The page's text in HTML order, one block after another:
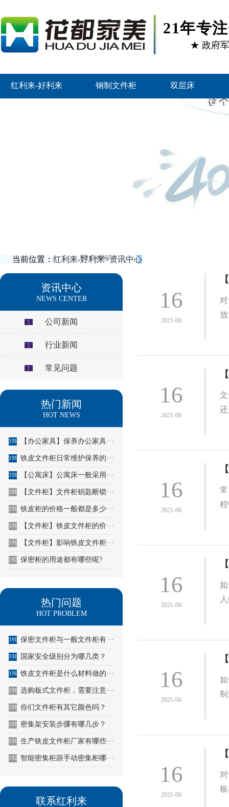
21年专
★ 政府
红利来-好利来 钢制文件柜 双层床
当前位置： 红利来-好利来>资讯中心
资讯中心
NEWS CENTER
公司新闻
行业新闻
常见问题
热门新闻
HOT NEWS
1913 【办公家具】保养办公家具···
1914 铁皮文件柜日常维护保养的···
1915 【公寓床】公寓床一般采用···
1916 【文件柜】文件柜钥匙断锁···
1917 铁皮柜的价格一般都是多少···
1918 【文件柜】铁皮文件柜的价···
1919 【文件柜】影响铁皮文件柜···
1920 保密柜的用途都有哪些呢?
热门问题
HOT PROBLEM
1913 保密文件柜与一般文件柜有···
1914 国家安全级别分为哪几类？
1915 铁皮文件柜是什么材料做的···
1916 选购板式文件柜，需要注意···
1917 你们文件柜有其它颜色吗？
1918 密集架安装步骤有哪几步？
1919 生产铁皮文件柜厂家有哪些···
1920 智能密集柜跟手动密集柜哪···
联系红利来
16
2021-06
16
2021-06
16
2021-06
16
2021-06
16
2021-06
16
2021-06